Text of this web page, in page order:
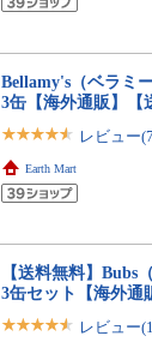
Bellamy's（ベラミ
3缶【海外通販】【
レビュー
Earth Mart
【送料無料】Bubs
3缶セット【海外通
レビュー